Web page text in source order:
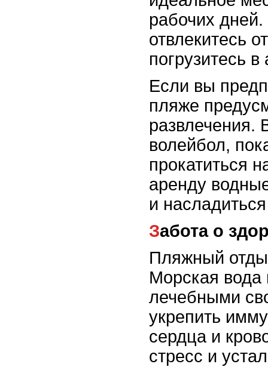
рабочих дней.
отвлекитесь
погрузитесь
Если вы
пляже
развлечения.
волейбол,
прокатиться
аренду
и
Забота о
Пляжный
Морская вода
лечебными
укрепить
сердца и
стресс и